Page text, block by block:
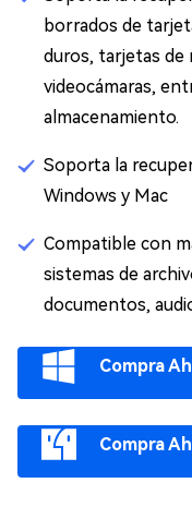
borrados de
duros, tarjetas de
videocámaras,
almacenamiento.
Soporta la
Windows y Mac
Compatible con
sistemas de
documentos,
Compra
Compra